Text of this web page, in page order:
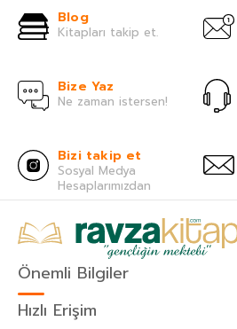
Blog
Kitapları takip et.
Bize Yaz
Ne zaman istersen!
Bizi takip et
Sosyal Medya
Hesaplarımızdan
Önemli Bilgiler
Hızlı Erişim